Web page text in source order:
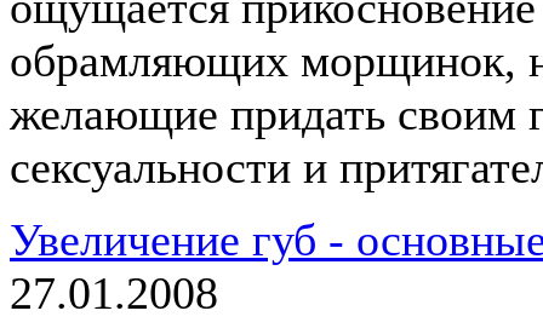
обрамляющих морщинок,
желающие придать своим
сексуальности и
Увеличение губ -
27.01.2008